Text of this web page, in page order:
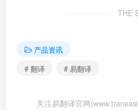
THE
产品资讯
# 翻译
# 易翻译
关注易翻译官网